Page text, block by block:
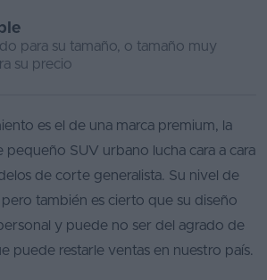
para su tamaño, o tamaño muy
su precio
es el de una marca premium, la
pequeño SUV urbano lucha cara a cara
de corte generalista. Su nivel de
también es cierto que su diseño
y puede no ser del agrado de
puede restarle ventas en nuestro país.